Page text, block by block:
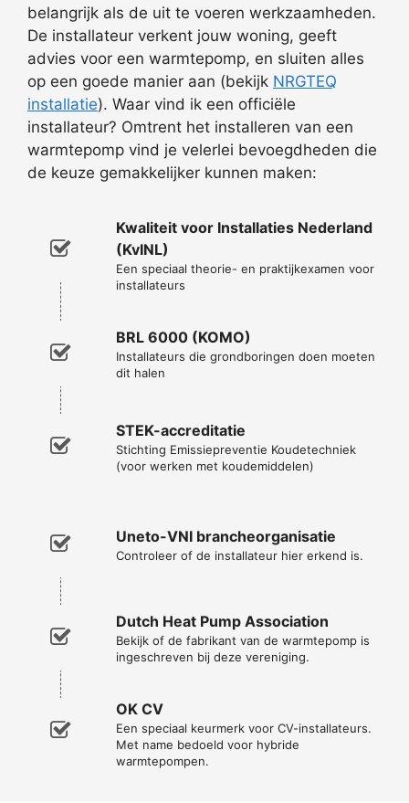
belangrijk als de uit te voeren werkzaamheden.
De installateur verkent jouw woning, geeft
advies voor een warmtepomp, en sluiten alles
op een goede manier aan (bekijk NRGTEQ
installatie). Waar vind ik een officiële
installateur? Omtrent het installeren van een
warmtepomp vind je velerlei bevoegdheden die
de keuze gemakkelijker kunnen maken:
Kwaliteit voor Installaties Nederland
(KvINL)
Een speciaal theorie- en praktijkexamen voor
installateurs
BRL 6000 (KOMO)
Installateurs die grondboringen doen moeten
dit halen
STEK-accreditatie
Stichting Emissiepreventie Koudetechniek
(voor werken met koudemiddelen)
Uneto-VNI brancheorganisatie
Controleer of de installateur hier erkend is.
Dutch Heat Pump Association
Bekijk of de fabrikant van de warmtepomp is
ingeschreven bij deze vereniging.
OK CV
Een speciaal keurmerk voor CV-installateurs.
Met name bedoeld voor hybride
warmtepompen.